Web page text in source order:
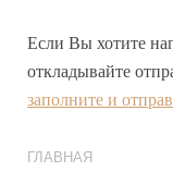
Если Вы хотите
откладывайте
заполните и
ГЛАВНАЯ